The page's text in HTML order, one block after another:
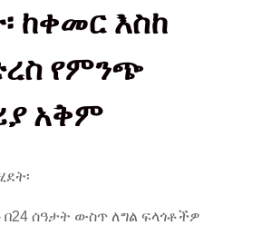
ከቀመር እስከ
የምንጭ
አቅም
በ24 ሰዓታት ውስጥ ለግል ፍላጎቶችዎ